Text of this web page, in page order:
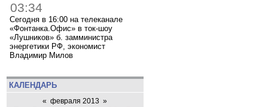
03:34
Сегодня в 16:00 на телеканале
«Фонтанка.Офис» в ток-шоу
«Лушников» б. замминистра
энергетики РФ, экономист
Владимир Милов
КАЛЕНДАРЬ
« февраля 2013 »